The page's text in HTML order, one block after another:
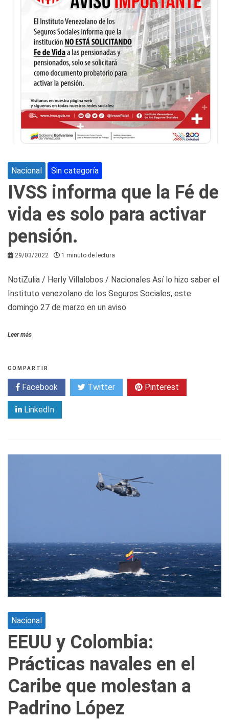
Nacional Sin categoría
IVSS informa que la Fé de
vida es solo para activar
pensión.
29/03/2022 1 minuto de lectura
NotiZulia / Herly Villalobos / Nacionales Así lo hizo saber el
Instituto venezolano de los Seguros Sociales, este
domingo 27 de marzo en un aviso
Leer más
COMPARTIR
Facebook Twitter Pinterest
LinkedIn
Nacional
EEUU y Colombia:
Prácticas navales en el
Caribe que molestan a
Padrino López